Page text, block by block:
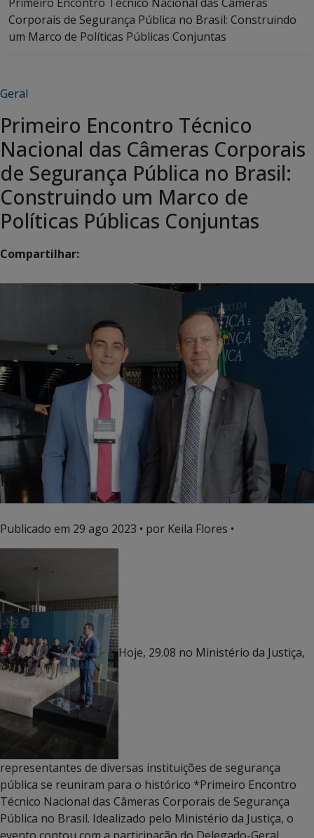
Corporais de Segurança Pública no Brasil: Construindo
um Marco de Políticas Públicas Conjuntas
Geral
Primeiro Encontro Técnico
Nacional das Câmeras Corporais
de Segurança Pública no Brasil:
Construindo um Marco de
Políticas Públicas Conjuntas
Compartilhar:
Publicado em 29 ago 2023 • por Keila Flores •
Hoje, 29.08 no Ministério da Justiça,
representantes de diversas instituições de segurança
pública se reuniram para o histórico *Primeiro Encontro
Técnico Nacional das Câmeras Corporais de Segurança
Pública no Brasil. Idealizado pelo Ministério da Justiça, o
evento contou com a participação do Delegado-Geral